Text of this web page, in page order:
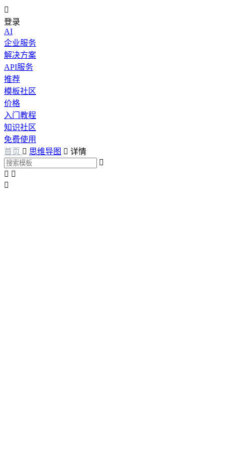

登录
AI
企业服务
解决方案
API服务
推荐
模板社区
价格
入门教程
知识社区
免费使用
首页  思维导图  详情

 
